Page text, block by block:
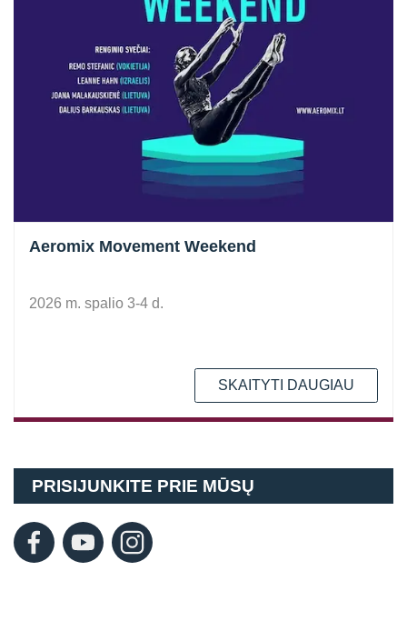
Aeromix Movement Weekend
2026 m. spalio 3-4 d.
SKAITYTI DAUGIAU
PRISIJUNKITE PRIE MŪSŲ